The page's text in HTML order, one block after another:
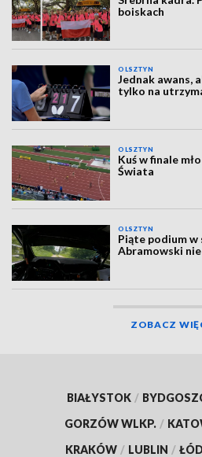
boiskach
OLSZTYN
Jednak awans,
tylko na
OLSZTYN
Kuś w finale
Świata
OLSZTYN
Piąte podium w
Abramowski
ZOBACZ
BIAŁYSTOK /
GORZÓW WLKP. /
KRAKÓW / LUBLIN /